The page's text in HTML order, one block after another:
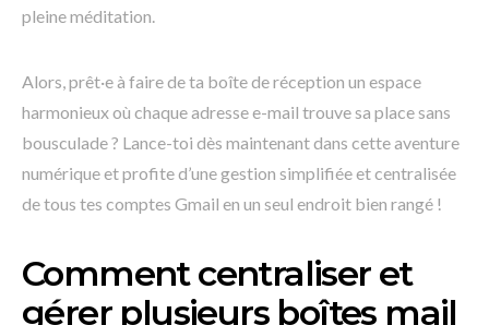
pleine méditation.
Alors, prêt·e à faire de ta boîte de réception un espace
harmonieux où chaque adresse e-mail trouve sa place sans
bousculade ? Lance-toi dès maintenant dans cette aventure
numérique et profite d’une gestion simplifiée et centralisée
de tous tes comptes Gmail en un seul endroit bien rangé !
Comment centraliser et
gérer plusieurs boîtes mail